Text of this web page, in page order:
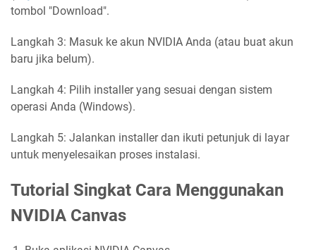
tombol "Download".
Langkah 3: Masuk ke akun NVIDIA Anda (atau buat akun
baru jika belum).
Langkah 4: Pilih installer yang sesuai dengan sistem
operasi Anda (Windows).
Langkah 5: Jalankan installer dan ikuti petunjuk di layar
untuk menyelesaikan proses instalasi.
Tutorial Singkat Cara Menggunakan
NVIDIA Canvas